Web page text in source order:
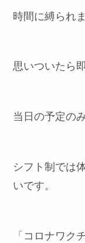
時間に縛られ
思いついたら
当日の予定の
シフト制では
いです。
「コロナワク